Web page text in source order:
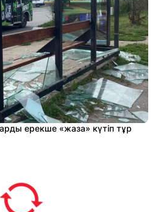
ерекше «жаза» күтіп тұр